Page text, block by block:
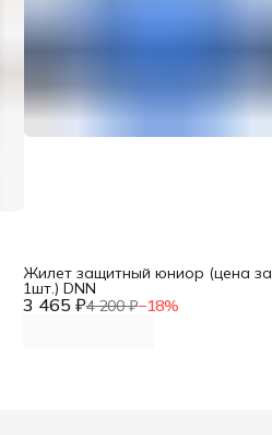
3 465 ₽4 200 ₽−18%
Жилет защитный юниор (цена за
1шт.) DNN